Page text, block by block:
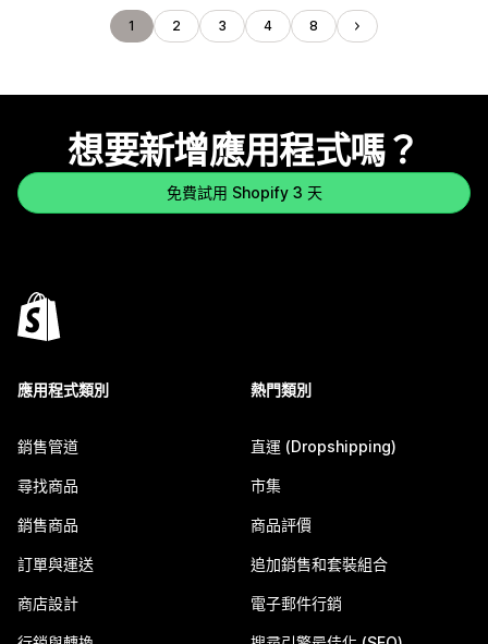
1 2 3 4 8
想要新增應用程式嗎？
免費試用 Shopify 3 天
應用程式類別
銷售管道
尋找商品
銷售商品
訂單與運送
商店設計
熱門類別
直運 (Dropshipping)
市集
商品評價
追加銷售和套裝組合
電子郵件行銷